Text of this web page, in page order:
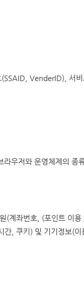
VenderID), 서
우저와 운영체제의 종
계좌번호, (포인트 이용
, 쿠키) 및 기기정보(